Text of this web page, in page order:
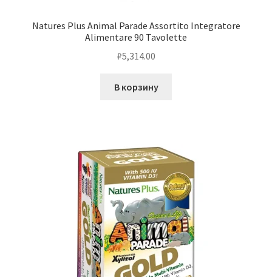
Natures Plus Animal Parade Assortito Integratore
Alimentare 90 Tavolette
₽5,314.00
В корзину